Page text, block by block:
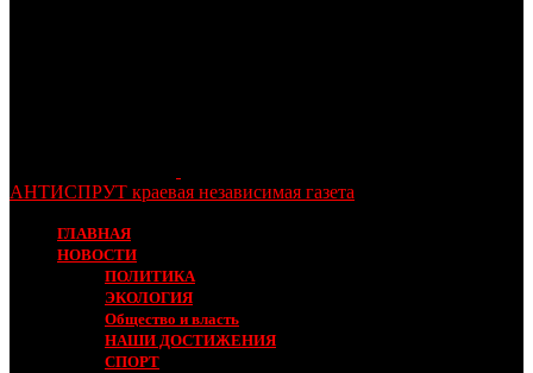
АНТИСПРУТ краевая независимая газета
ГЛАВНАЯ
НОВОСТИ
ПОЛИТИКА
ЭКОЛОГИЯ
Общество и власть
НАШИ ДОСТИЖЕНИЯ
СПОРТ